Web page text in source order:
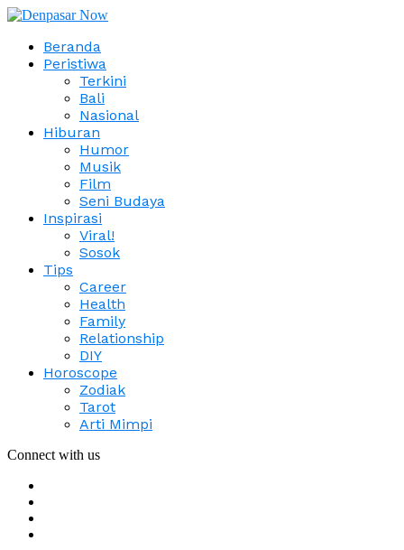
Beranda
Peristiwa
Terkini
Bali
Nasional
Hiburan
Humor
Musik
Film
Seni Budaya
Inspirasi
Viral!
Sosok
Tips
Career
Health
Family
Relationship
DIY
Horoscope
Zodiak
Tarot
Arti Mimpi
Connect with us